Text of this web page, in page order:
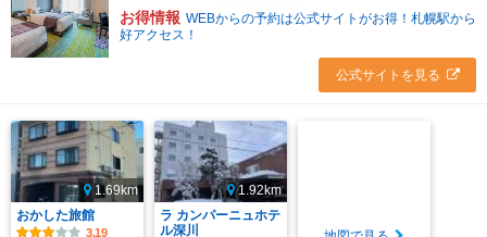
お得情報 WEBからの予約は公式サイトがお得！札幌駅から
好アクセス！
公式サイトを見る
1.69km
おかした旅館
3.19
1.92km
ラ カンパーニュホテ
ル深川